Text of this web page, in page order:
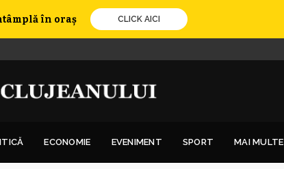
în oraș CLICK AICI
ECONOMIE EVENIMENT SPORT MAI MULTE